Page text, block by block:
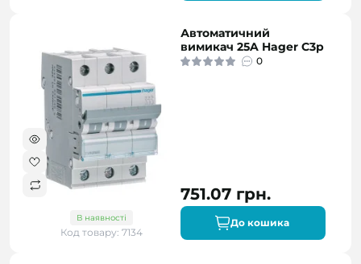
В наявності
Код товару: 7134
Автоматичний
вимикач 25A Hager C3p
0
751.07 грн.
До кошика